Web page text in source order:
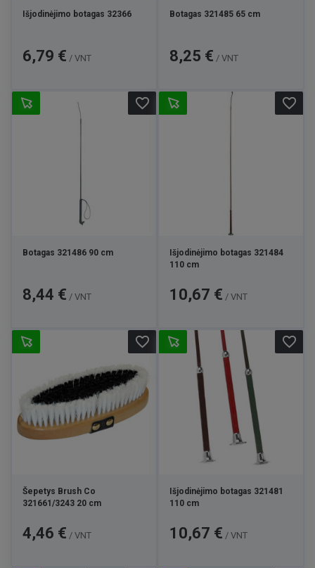
Išjodinėjimo botagas 32366
Kaina
6,79 € / VNT
Botagas 321485 65 cm
Kaina
8,25 € / VNT
Botagas 321486 90 cm
Kaina
8,44 € / VNT
favorite_border
Išjodinėjimo botagas 321484
110 cm
Kaina
10,67 € / VNT
favorite_border
Šepetys Brush Co
321661/3243 20 cm
Kaina
4,46 € / VNT
favorite_border
Išjodinėjimo botagas 321481
110 cm
Kaina
10,67 € / VNT
favorite_border